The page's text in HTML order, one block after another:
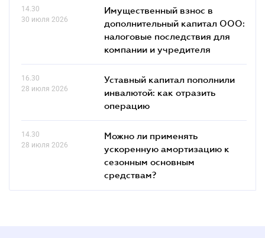
14.30
30 июля 2026
Имущественный взнос в
дополнительный капитал ООО:
налоговые последствия для
компании и учредителя
16.30
28 июля 2026
Уставный капитал пополнили
инвалютой: как отразить
операцию
14.30
28 июля 2026
Можно ли применять
ускоренную амортизацию к
сезонным основным
средствам?